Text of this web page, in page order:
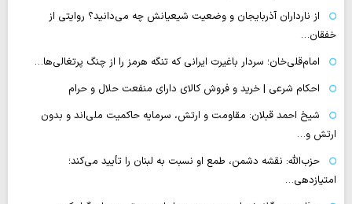
از نارداران آذربایجان و وضعیت شیعیانش چه می‌دانید؟ روایتی از
خفقان…
امام‌قلی‌خان؛ سردار باغیرت ایرانی که تنگه هرمز را از چنگ پرتغالی‌ها…
احکام شرعی | خرید و فروش کالای دارای منفعت حلال و حرام
شیخ احمد قبلان: مقاومت و ارتش، سرمایه حاکمیت ملی‌اند و بدون
ارتش و…
حزب‌الله: نقشه دشمن، طمع‌ او نسبت به لبنان را تأیید می‌کند؛
امتیازدهی…